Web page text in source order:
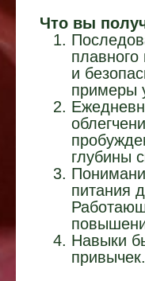
Что вы
и
примеры
глубины
питания
Навыки
привычек.